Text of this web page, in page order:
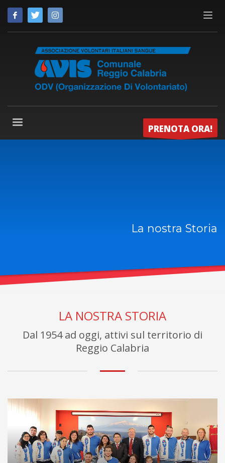
PRENOTA ORA!
La nostra Storia
LA NOSTRA STORIA
Dal 1954 ad oggi, attivi sul territorio di
Reggio Calabria